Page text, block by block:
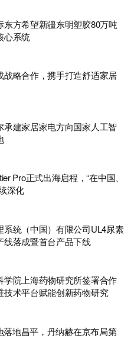
东方希望新疆东明塑胶80万吨
心系统
战略合作，携手打造舒适家居
承建家居家电方向国家人工智
Pro正式出海启程，“在中国、
深化
系统（中国）有限公司UL4尿素
线落成暨首台产品下线
学院上海药物研究所签署合作
技术平台赋能创新药物研究
落地昌平，丹纳赫在京布局第